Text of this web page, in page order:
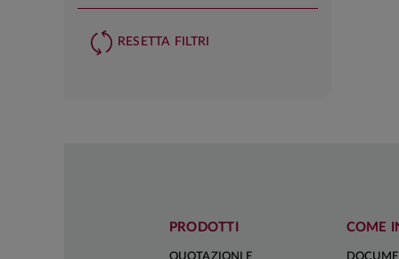
RESETTA FILTRI
PRODOTTI COME